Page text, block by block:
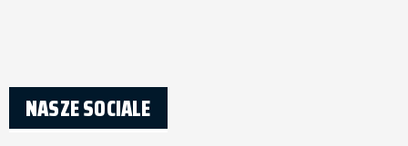
NASZE SOCIALE